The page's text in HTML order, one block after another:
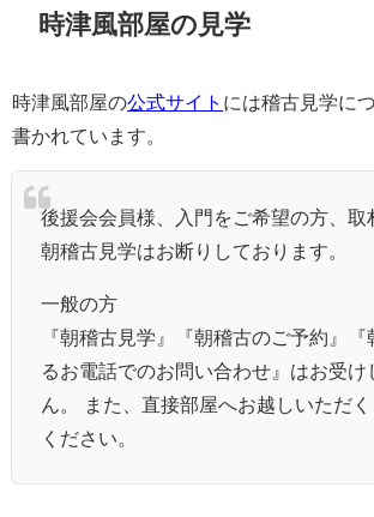
時津風部屋の見学
時津風部屋の公式サイト には稽古見学に
書かれています。
後援会会員様、入門をご希望の方、取
朝稽古見学はお断りしております。
一般の方
『朝稽古見学』『朝稽古のご予約』『
るお電話でのお問い合わせ』はお受け
ん。 また、直接部屋へお越しいただ
ください。